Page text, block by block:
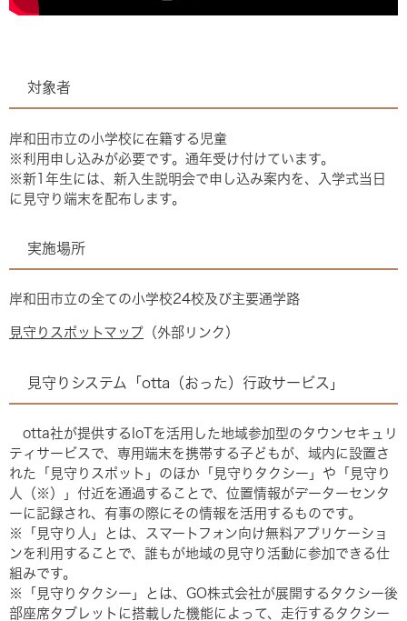
対象者
岸和田市立の小学校に在籍する児童
※利用申し込みが必要です。通年受け付けています。
※新1年生には、新入生説明会で申し込み案内を、入学式当日
に見守り端末を配布します。
実施場所
岸和田市立の全ての小学校24校及び主要通学路
見守りスポットマップ （外部リンク）
見守りシステム「otta（おった）行政サービス」
otta社が提供するIoTを活用した地域参加型のタウンセキュリ
ティサービスで、専用端末を携帯する子どもが、域内に設置さ
れた「見守りスポット」のほか「見守りタクシー」や「見守り
人（※）」付近を通過することで、位置情報がデーターセンタ
ーに記録され、有事の際にその情報を活用するものです。
※「見守り人」とは、スマートフォン向け無料アプリケーショ
ンを利用することで、誰もが地域の見守り活動に参加できる仕
組みです。
※「見守りタクシー」とは、GO株式会社が展開するタクシー後
部座席タブレットに搭載した機能によって、走行するタクシー